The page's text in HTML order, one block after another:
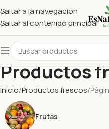
Saltar a la navegación
Saltar al contenido principal
Productos
Inicio Productos frescos
Frutas